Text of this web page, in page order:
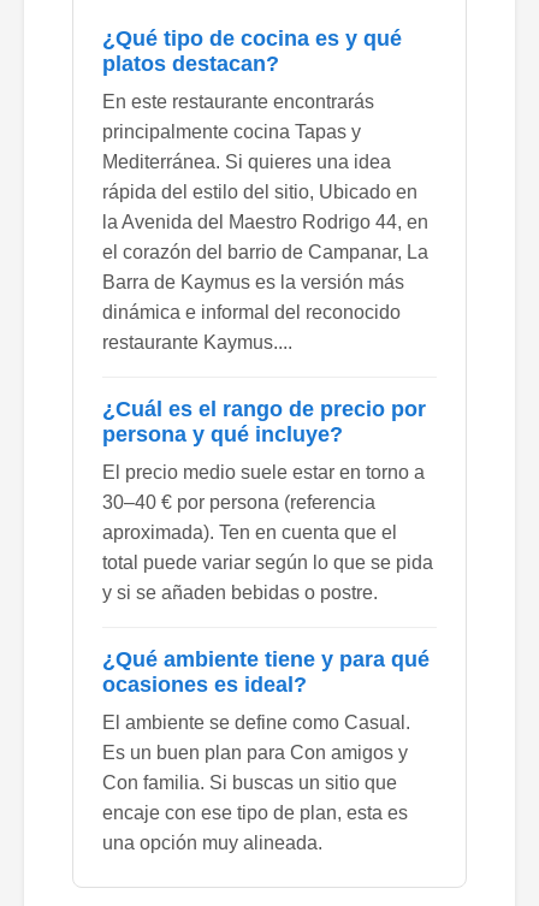
¿Qué tipo de cocina es y qué
platos destacan?
En este restaurante encontrarás
principalmente cocina Tapas y
Mediterránea. Si quieres una idea
rápida del estilo del sitio, Ubicado en
la Avenida del Maestro Rodrigo 44, en
el corazón del barrio de Campanar, La
Barra de Kaymus es la versión más
dinámica e informal del reconocido
restaurante Kaymus....
¿Cuál es el rango de precio por
persona y qué incluye?
El precio medio suele estar en torno a
30–40 € por persona (referencia
aproximada). Ten en cuenta que el
total puede variar según lo que se pida
y si se añaden bebidas o postre.
¿Qué ambiente tiene y para qué
ocasiones es ideal?
El ambiente se define como Casual.
Es un buen plan para Con amigos y
Con familia. Si buscas un sitio que
encaje con ese tipo de plan, esta es
una opción muy alineada.